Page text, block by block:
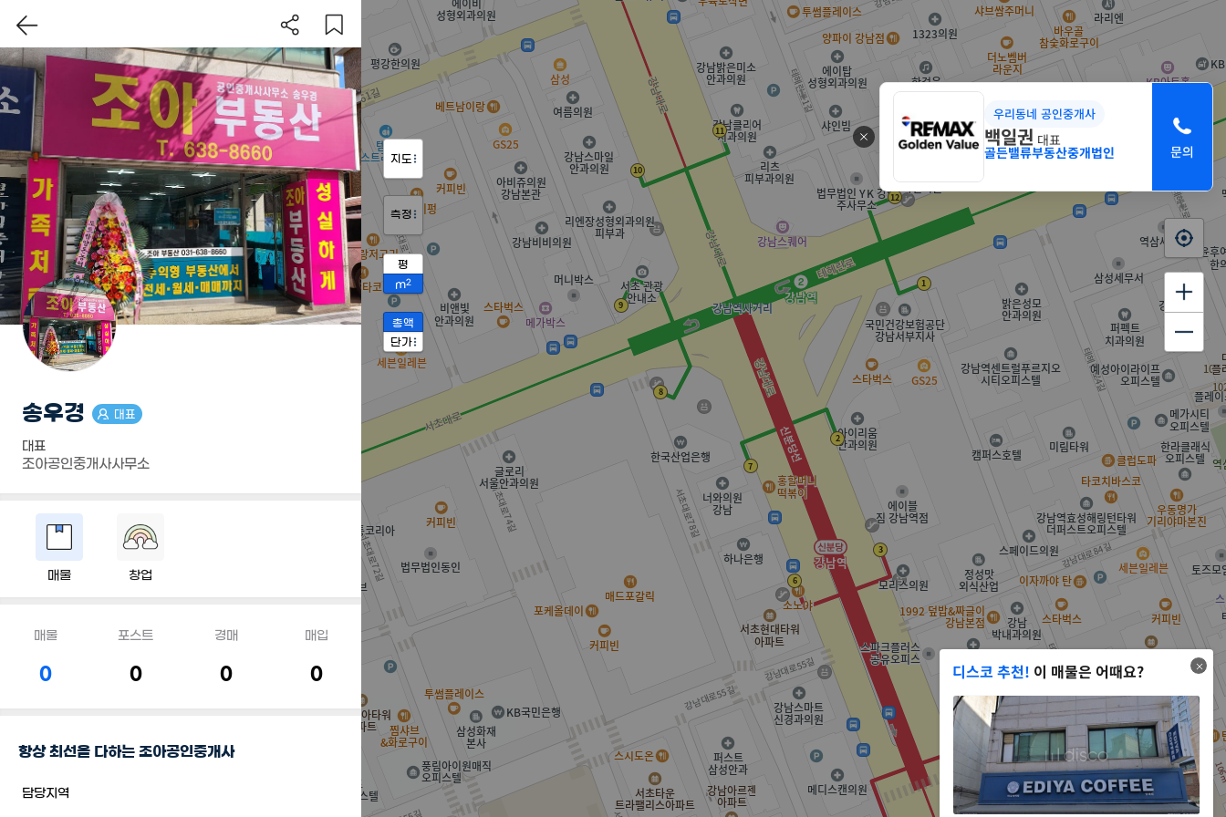
디스코 추천! 이 매물은 어때요?
우리동네 공인중개사
백일권 대표
골든밸류부동산중개법인
지도
측정
평
m2
총액
단가
송우경 대표
대표
조아공인중개사사무소
매물 창업
매물
0
포스트
0
경매
0
매입
0
항상 최선을 다하는 조아공인중개사
담당지역